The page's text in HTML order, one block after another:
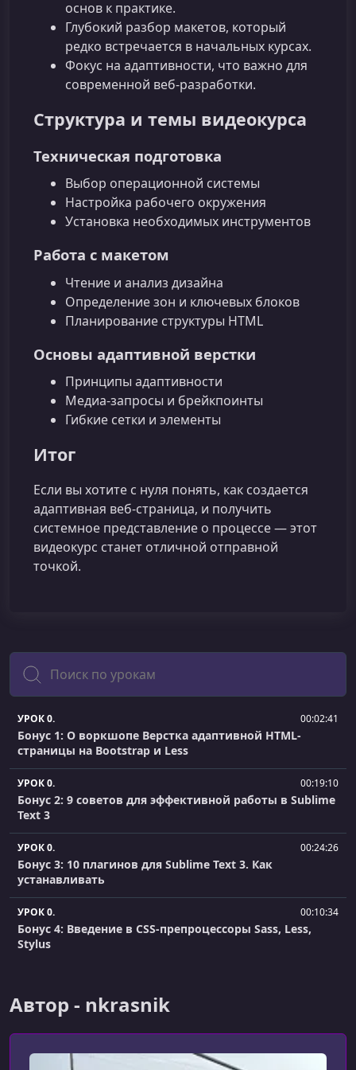
основ к практике.
Глубокий разбор макетов, который
редко встречается в начальных курсах.
Фокус на адаптивности, что важно для
современной веб-разработки.
Структура и темы видеокурса
Техническая подготовка
Выбор операционной системы
Настройка рабочего окружения
Установка необходимых инструментов
Работа с макетом
Чтение и анализ дизайна
Определение зон и ключевых блоков
Планирование структуры HTML
Основы адаптивной верстки
Принципы адаптивности
Медиа‑запросы и брейкпоинты
Гибкие сетки и элементы
Итог
Если вы хотите с нуля понять, как создается
адаптивная веб‑страница, и получить
системное представление о процессе — этот
видеокурс станет отличной отправной
точкой.
Поиск
УРОК 0. 00:02:41
Бонус 1: О воркшопе Верстка адаптивной HTML-
страницы на Bootstrap и Less
УРОК 0. 00:19:10
Бонус 2: 9 советов для эффективной работы в Sublime
Text 3
УРОК 0. 00:24:26
Бонус 3: 10 плагинов для Sublime Text 3. Как
устанавливать
УРОК 0. 00:10:34
Бонус 4: Введение в CSS-препроцессоры Sass, Less,
Stylus
Bootstrap и Less
Настройка среды разработки
Автор - nkrasnik